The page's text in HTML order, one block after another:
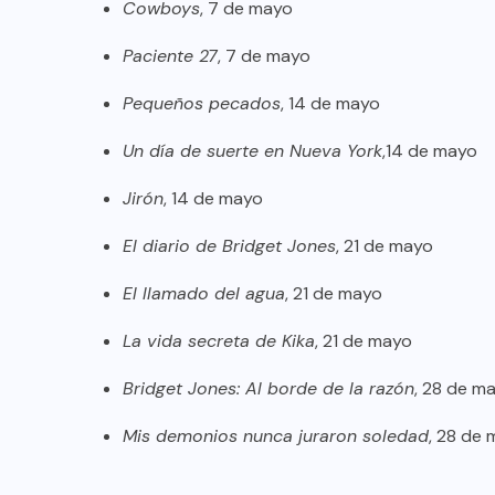
Cowboys, 7 de mayo
Paciente 27, 7 de mayo
Pequeños pecados, 14 de mayo
Un día de suerte en Nueva York,14 de mayo
Jirón, 14 de mayo
El diario de Bridget Jones, 21 de mayo
El llamado del agua, 21 de mayo
La vida secreta de Kika, 21 de mayo
Bridget Jones: Al borde de la razón, 28 de
Mis demonios nunca juraron soledad, 28 de